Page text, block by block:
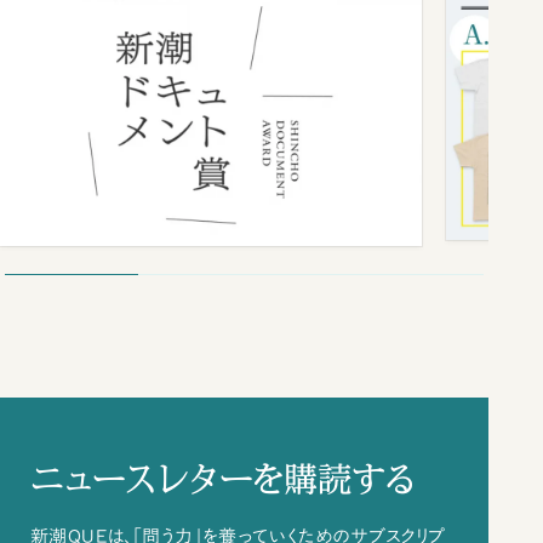
ニュースレターを購読する
新潮QUEは、「問う力」を養っていくためのサブスクリプ